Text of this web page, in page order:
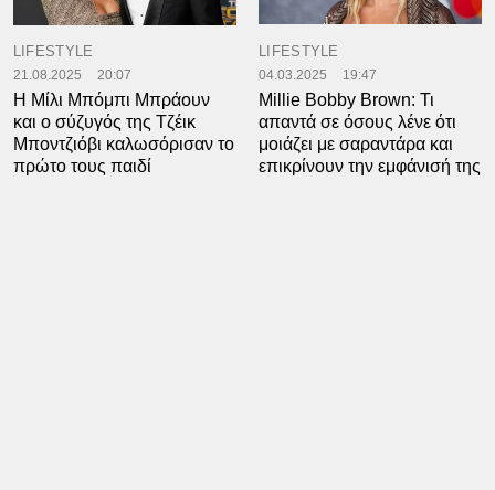
LIFESTYLE
21.08.2025 20:07
Η Μίλι Μπόμπι Μπράουν
και ο σύζυγός της Τζέικ
Μποντζιόβι καλωσόρισαν το
πρώτο τους παιδί
LIFESTYLE
04.03.2025 19:47
Millie Bobby Brown: Τι
απαντά σε όσους λένε ότι
μοιάζει με σαραντάρα και
επικρίνουν την εμφάνισή της